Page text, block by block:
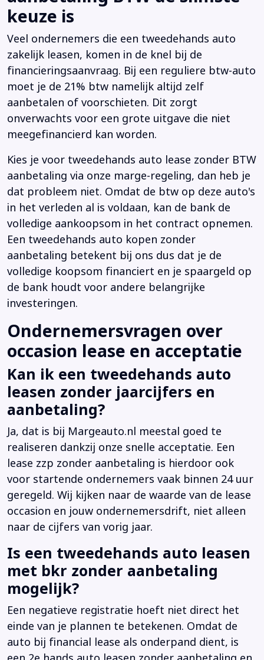
keuze is
Veel ondernemers die een tweedehands auto
zakelijk leasen, komen in de knel bij de
financieringsaanvraag. Bij een reguliere btw-auto
moet je de 21% btw namelijk altijd zelf
aanbetalen of voorschieten. Dit zorgt
onverwachts voor een grote uitgave die niet
meegefinancierd kan worden.
Kies je voor tweedehands auto lease zonder BTW
aanbetaling via onze marge-regeling, dan heb je
dat probleem niet. Omdat de btw op deze auto's
in het verleden al is voldaan, kan de bank de
volledige aankoopsom in het contract opnemen.
Een tweedehands auto kopen zonder
aanbetaling betekent bij ons dus dat je de
volledige koopsom financiert en je spaargeld op
de bank houdt voor andere belangrijke
investeringen.
Ondernemersvragen over
occasion lease en acceptatie
Kan ik een tweedehands auto
leasen zonder jaarcijfers en
aanbetaling?
Ja, dat is bij Margeauto.nl meestal goed te
realiseren dankzij onze snelle acceptatie. Een
lease zzp zonder aanbetaling is hierdoor ook
voor startende ondernemers vaak binnen 24 uur
geregeld. Wij kijken naar de waarde van de lease
occasion en jouw ondernemersdrift, niet alleen
naar de cijfers van vorig jaar.
Is een tweedehands auto leasen
met bkr zonder aanbetaling
mogelijk?
Een negatieve registratie hoeft niet direct het
einde van je plannen te betekenen. Omdat de
auto bij financial lease als onderpand dient, is